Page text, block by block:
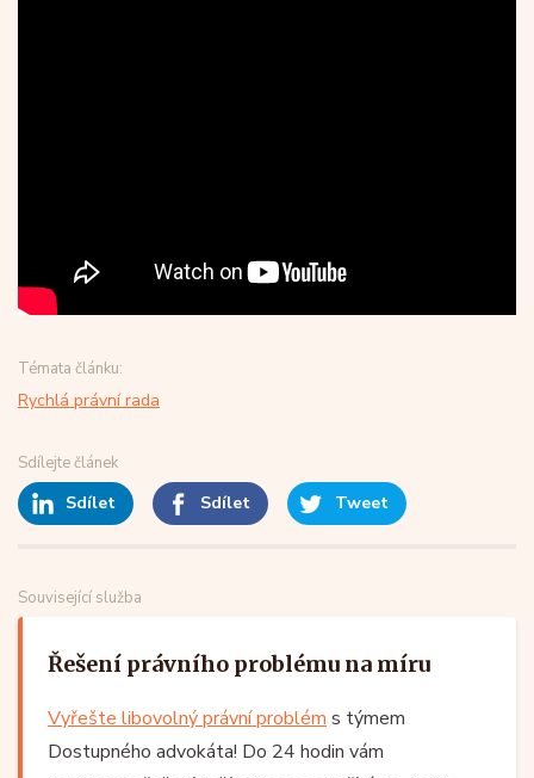
Témata článku:
Rychlá právní rada
Sdílejte článek
Sdílet Sdílet Tweet
Související služba
Řešení právního problému na míru
Vyřešte libovolný právní problém s týmem
Dostupného advokáta! Do 24 hodin vám